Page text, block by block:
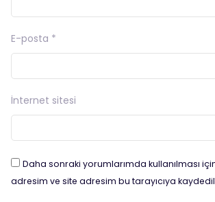
E-posta *
İnternet sitesi
Daha sonraki yorumlarımda kullanılması
adresim ve site adresim bu tarayıcıya